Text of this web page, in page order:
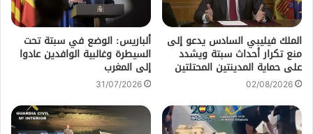
الملك فيليبي السادس يدعو إلى
منع تكرار أحداث سبتة ويشدد
على حماية المدينتين المحتلتين
02/08/2026
ألباريس: الوضع في سبتة تحت
السيطرة وغالبية الوافدين عادوا
إلى المغرب
31/07/2026